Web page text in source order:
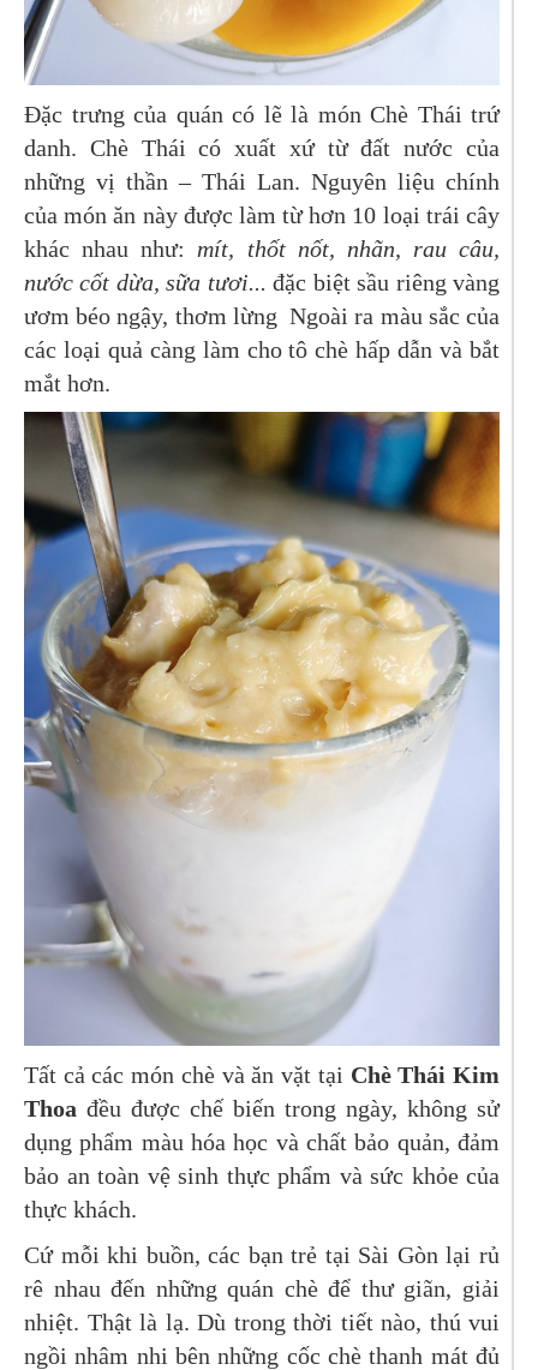
Đặc trưng của quán có lẽ là món Chè Thái trứ
danh. Chè Thái có xuất xứ từ đất nước của
những vị thần – Thái Lan. Nguyên liệu chính
của món ăn này được làm từ hơn 10 loại trái cây
khác nhau như: mít, thốt nốt, nhãn, rau câu,
nước cốt dừa, sữa tươi...đặc biệt sầu riêng vàng
ươm béo ngậy, thơm lừng Ngoài ra màu sắc của
các loại quả càng làm cho tô chè hấp dẫn và bắt
mắt hơn.
Tất cả các món chè và ăn vặt tại Chè Thái Kim
Thoa đều được chế biến trong ngày, không sử
dụng phẩm màu hóa học và chất bảo quản, đảm
bảo an toàn vệ sinh thực phẩm và sức khỏe của
thực khách.
Cứ mỗi khi buồn, các bạn trẻ tại Sài Gòn lại rủ
rê nhau đến những quán chè để thư giãn, giải
nhiệt. Thật là lạ. Dù trong thời tiết nào, thú vui
ngồi nhâm nhi bên những cốc chè thanh mát đủ